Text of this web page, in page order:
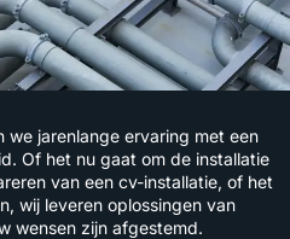
we jarenlange ervaring met een
Of het nu gaat om de installatie
van een cv-installatie, of het
wij leveren oplossingen van
wensen zijn afgestemd.